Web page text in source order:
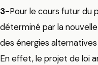
3-Pour le cours futur du
déterminé par la
des énergies
En effet, le projet de loi